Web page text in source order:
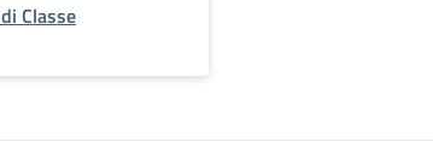
Classe